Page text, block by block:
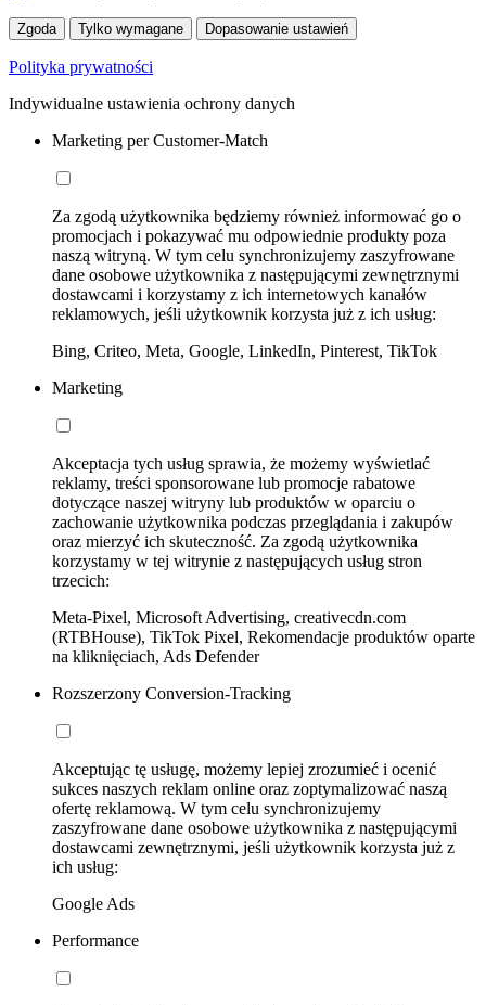
Zgoda Tylko wymagane Dopasowanie ustawień
Polityka prywatności
Indywidualne ustawienia ochrony danych
Marketing per Customer-Match
Za zgodą użytkownika będziemy również informować go o
promocjach i pokazywać mu odpowiednie produkty poza
naszą witryną. W tym celu synchronizujemy zaszyfrowane
dane osobowe użytkownika z następującymi zewnętrznymi
dostawcami i korzystamy z ich internetowych kanałów
reklamowych, jeśli użytkownik korzysta już z ich usług:
Bing, Criteo, Meta, Google, LinkedIn, Pinterest, TikTok
Marketing
Akceptacja tych usług sprawia, że możemy wyświetlać
reklamy, treści sponsorowane lub promocje rabatowe
dotyczące naszej witryny lub produktów w oparciu o
zachowanie użytkownika podczas przeglądania i zakupów
oraz mierzyć ich skuteczność. Za zgodą użytkownika
korzystamy w tej witrynie z następujących usług stron
trzecich:
Meta-Pixel, Microsoft Advertising, creativecdn.com
(RTBHouse), TikTok Pixel, Rekomendacje produktów oparte
na kliknięciach, Ads Defender
Rozszerzony Conversion-Tracking
Akceptując tę usługę, możemy lepiej zrozumieć i ocenić
sukces naszych reklam online oraz zoptymalizować naszą
ofertę reklamową. W tym celu synchronizujemy
zaszyfrowane dane osobowe użytkownika z następującymi
dostawcami zewnętrznymi, jeśli użytkownik korzysta już z
ich usług:
Google Ads
Performance